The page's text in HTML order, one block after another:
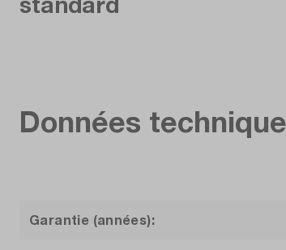
Données
Garantie (années):